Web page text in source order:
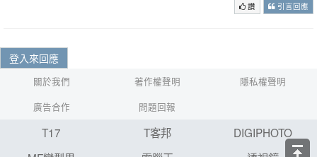
讚 引言回應
登入來回應
關於我們 著作權聲明
隱私權聲明
廣告合作
問題回報
T17 T客邦
DIGIPHOTO